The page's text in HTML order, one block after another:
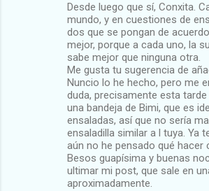
Desde luego que sí, Conxita.
mundo, y en cuestiones de
dos que se pongan de
mejor, porque a cada uno, la
sabe mejor que ninguna otra.
Me gusta tu sugerencia de
Nuncio lo he hecho, pero me
duda, precisamente esta
una bandeja de Bimi, que es
ensaladas, así que no sería
ensaladilla similar a l tuya. Ya
aún no he pensado qué hacer
Besos guapísima y buenas
ultimar mi post, que sale en
aproximadamente.